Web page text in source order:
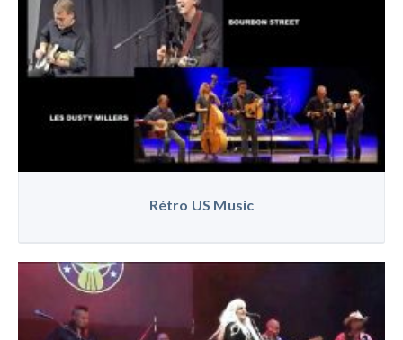
Rétro US Music